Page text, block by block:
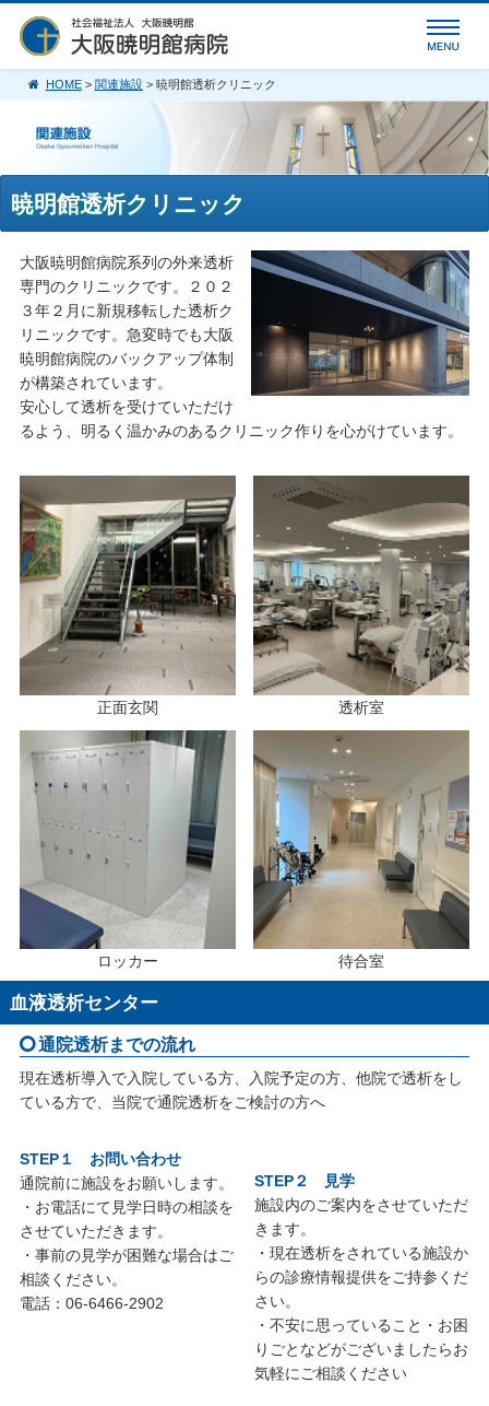
HOME> 関連施設> 暁明館透析クリニック
暁明館透析クリニック
大阪暁明館病院系列の外来透析
専門のクリニックです。２０２
３年２月に新規移転した透析ク
リニックです。急変時でも大阪
暁明館病院のバックアップ体制
が構築されています。
安心して透析を受けていただけ
るよう、明るく温かみのあるクリニック作りを心がけています。
正面玄関 透析室
ロッカー 待合室
血液透析センター
通院透析までの流れ
現在透析導入で入院している方、入院予定の方、他院で透析をし
ている方で、当院で通院透析をご検討の方へ
STEP１ お問い合わせ
通院前に施設をお願いします。
・お電話にて見学日時の相談を
させていただきます。
・事前の見学が困難な場合はご
相談ください。
電話：06-6466-2902
STEP２ 見学
施設内のご案内をさせていただ
きます。
・現在透析をされている施設か
らの診療情報提供をご持参くだ
さい。
・不安に思っていること・お困
りごとなどがございましたらお
気軽にご相談ください